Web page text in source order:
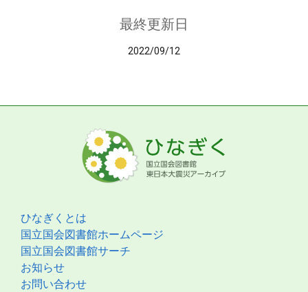
最終更新日
2022/09/12
ひなぎくとは
国立国会図書館ホームページ
国立国会図書館サーチ
お知らせ
お問い合わせ